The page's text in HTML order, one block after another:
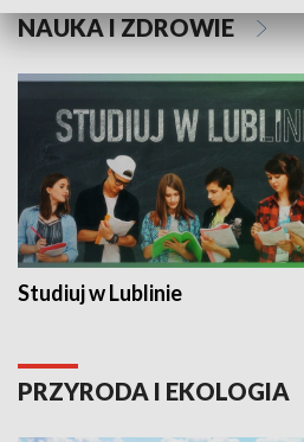
NAUKA I ZDROWIE
Studiuj w Lublinie
PRZYRODA I EKOLOGIA